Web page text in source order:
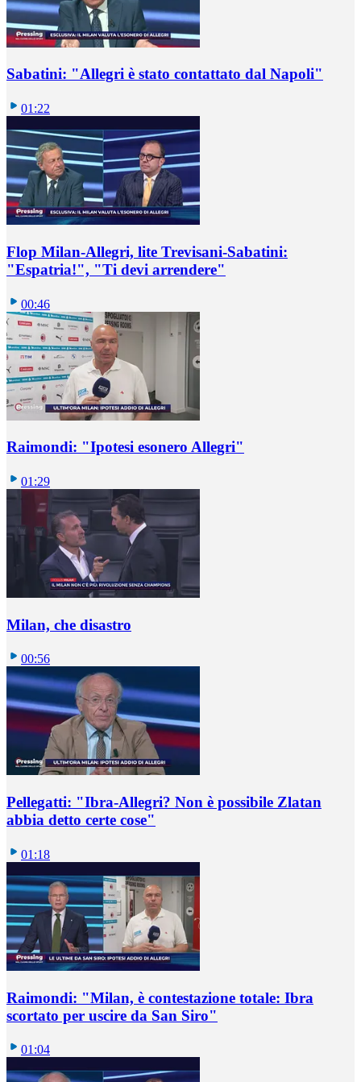
Sabatini: "Allegri è stato contattato dal Napoli"
01:22
Flop Milan-Allegri, lite Trevisani-Sabatini:
"Espatria!", "Ti devi arrendere"
00:46
Raimondi: "Ipotesi esonero Allegri"
01:29
Milan, che disastro
00:56
Pellegatti: "Ibra-Allegri? Non è possibile Zlatan
abbia detto certe cose"
01:18
Raimondi: "Milan, è contestazione totale: Ibra
scortato per uscire da San Siro"
01:04